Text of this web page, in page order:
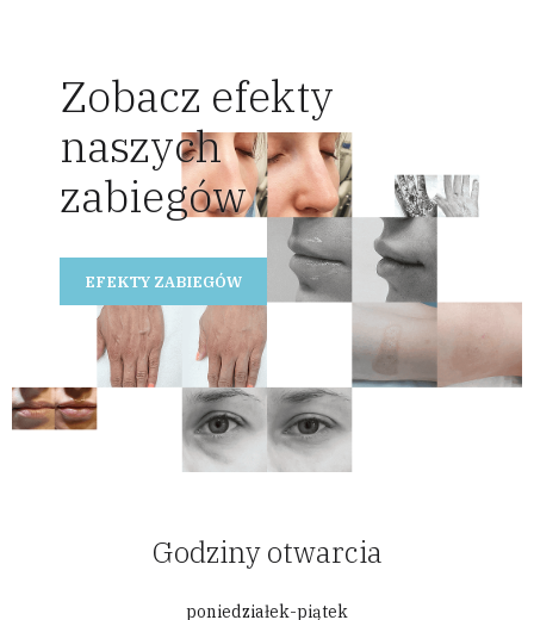
Zobacz efekty
naszych
zabiegów
EFEKTY ZABIEGÓW
Godziny otwarcia
poniedziałek-piątek